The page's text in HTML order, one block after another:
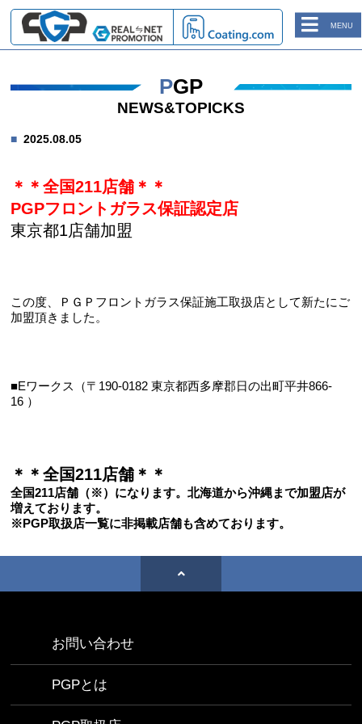
MENU
PGP
NEWS&TOPICKS
2025.08.05
＊＊全国211店舗＊＊
PGPフロントガラス保証認定店
東京都1店舗加盟
この度、ＰＧＰフロントガラス保証施工取扱店として新たにご
加盟頂きました。
■Eワークス（〒190-0182 東京都西多摩郡日の出町平井866-
16 ）
＊＊全国211店舗＊＊
全国211店舗（※）になります。北海道から沖縄まで加盟店が
増えております。
※PGP取扱店一覧に非掲載店舗も含めております。
お問い合わせ
PGPとは